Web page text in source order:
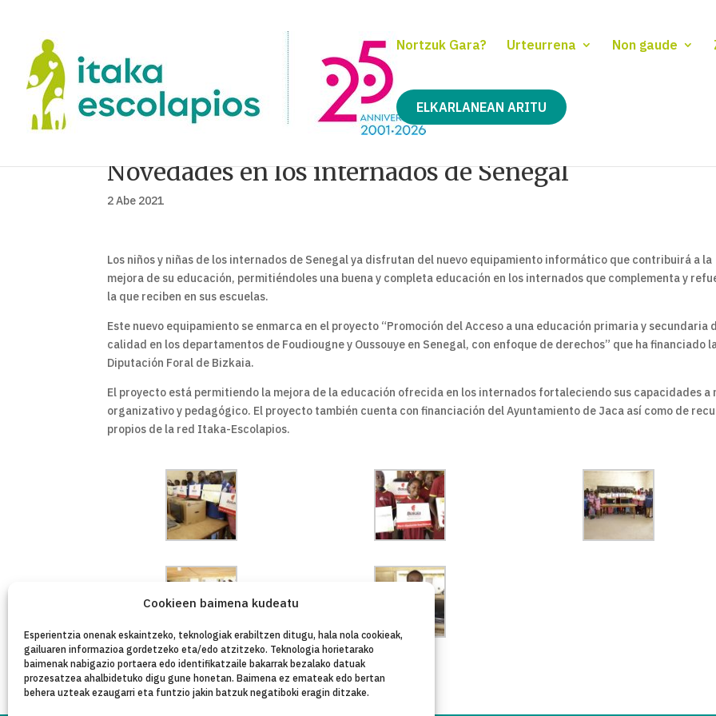
Cookieen baimena kudeatu
Esperientzia onenak eskaintzeko, teknologiak erabiltzen ditugu, hala nola cookieak,
gailuaren informazioa gordetzeko eta/edo atzitzeko. Teknologia horietarako
baimenak nabigazio portaera edo identifikatzaile bakarrak bezalako datuak
prozesatzea ahalbidetuko digu gune honetan. Baimena ez emateak edo bertan
behera uzteak ezaugarri eta funtzio jakin batzuk negatiboki eragin ditzake.
Nortzuk Gara? Urteurrena Non gaude
ELKARLANEAN ARITU
Novedades en los internados de Senegal
2 Abe 2021
Los niños y niñas de los internados de Senegal ya disfrutan del nuevo equipamiento informático que contribuirá a la
mejora de su educación, permitiéndoles una buena y completa educación en los internados que complementa y
la que reciben en sus escuelas.
Este nuevo equipamiento se enmarca en el proyecto “Promoción del Acceso a una educación primaria y secundaria
calidad en los departamentos de Foudiougne y Oussouye en Senegal, con enfoque de derechos” que ha financiado
Diputación Foral de Bizkaia.
El proyecto está permitiendo la mejora de la educación ofrecida en los internados fortaleciendo sus capacidades a
organizativo y pedagógico. El proyecto también cuenta con financiación del Ayuntamiento de Jaca así como de
propios de la red Itaka-Escolapios.